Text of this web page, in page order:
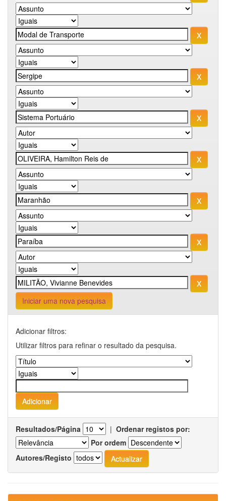
Iniciar uma nova pesquisa
Adicionar filtros:
Utilizar filtros para refinar o resultado da pesquisa.
Resultados/Página | Ordenar registos por:
Por ordem
Autores/Registo